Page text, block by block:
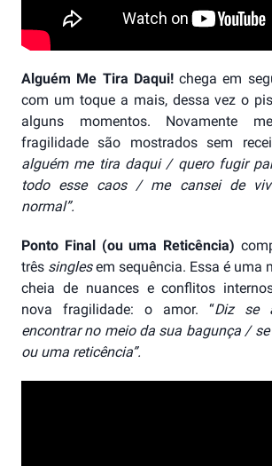
Alguém Me Tira Daqui!chega em
com um toque a mais, dessa vez o
alguns momentos. Novamente
fragilidade são mostrados sem
alguém me tira daqui / quero fugir
todo esse caos / me cansei de
normal”.
Ponto Final (ou uma Reticência)
três singlesem sequência. Essa é uma
cheia de nuances e conflitos
nova fragilidade: o amor. “Diz se
encontrar no meio da sua bagunça /
ou uma reticência”.